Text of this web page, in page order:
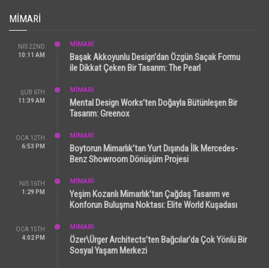
MIMARI
NIS 22ND
10:11 AM
MİMARİ
Başak Akkoyunlu Design’dan Özgün Saçak Formu
ile Dikkat Çeken Bir Tasarım: The Pearl
ŞUB 6TH
11:39 AM
MİMARİ
Mental Design Works’ten Doğayla Bütünleşen Bir
Tasarım: Greenox
OCA 12TH
6:53 PM
MİMARİ
Boytorun Mimarlık’tan Yurt Dışında İlk Mercedes-
Benz Showroom Dönüşüm Projesi
NIS 16TH
1:29 PM
MİMARİ
Yeşim Kozanlı Mimarlık’tan Çağdaş Tasarım ve
Konforun Buluşma Noktası: Elite World Kuşadası
OCA 15TH
4:02 PM
MİMARİ
Özer\Ürger Architects’ten Bağcılar’da Çok Yönlü Bir
Sosyal Yaşam Merkezi